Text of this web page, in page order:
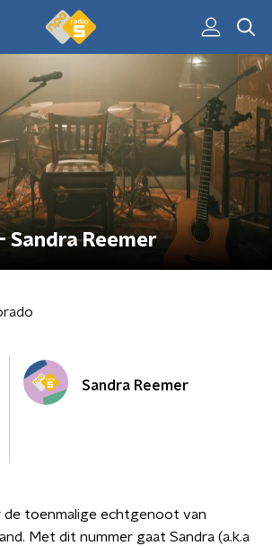
Sandra Reemer
Sandra Reemer
de toenmalige echtgenoot van
Met dit nummer gaat Sandra (a.k.a